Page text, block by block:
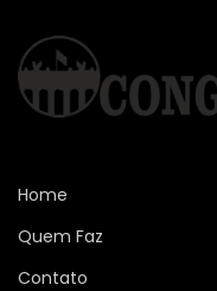
Home
Quem Faz
Contato